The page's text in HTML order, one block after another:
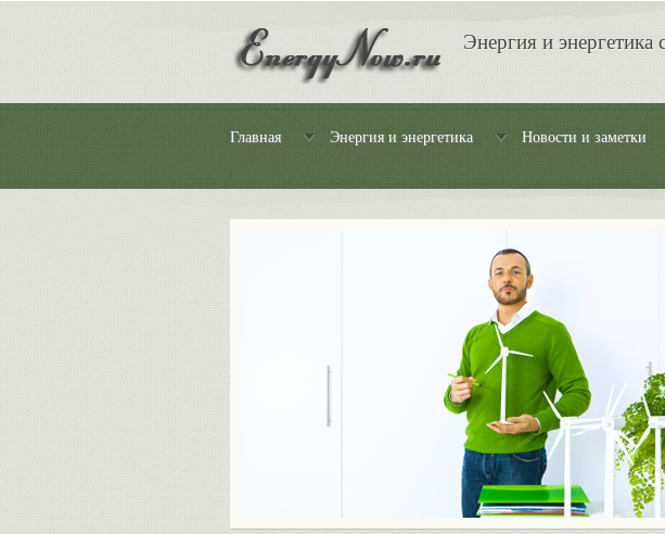
Энергия и энергетика
Главная Энергия и энергетика Новости и заметки